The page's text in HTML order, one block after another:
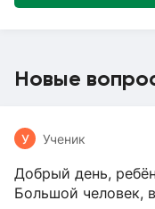
Новые
У Ученик
Добрый день,
Большой человек,